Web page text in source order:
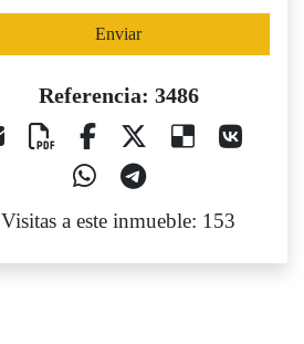
Enviar
Referencia: 3486
Visitas a este inmueble: 153